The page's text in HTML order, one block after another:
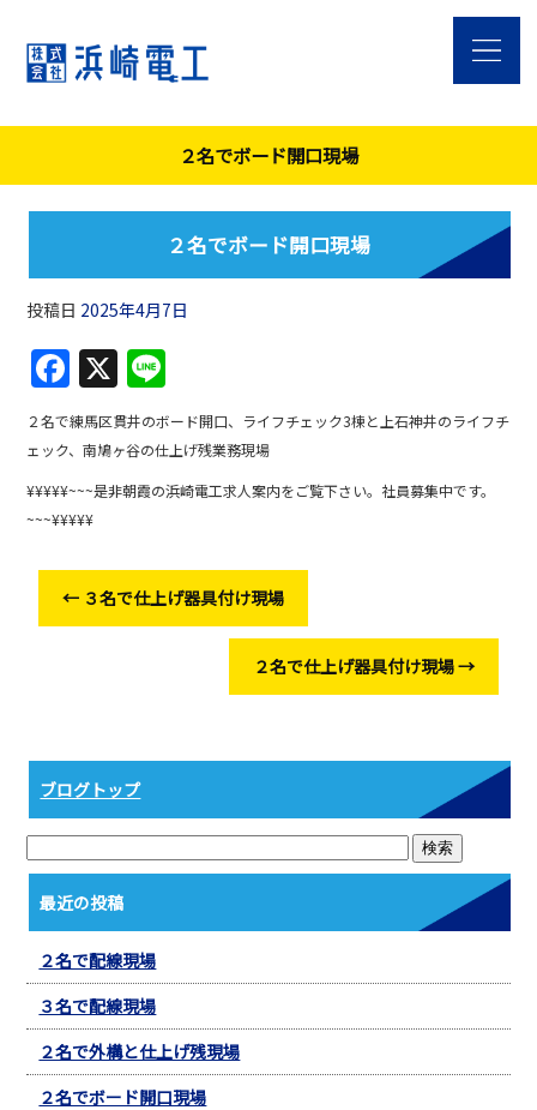
２名でボード開口現場
２名でボード開口現場
投稿日 2025年4月7日
F
a
c
e
b
o
o
k
X
n
e
２名で練馬区貫井のボード開口、ライフチェック3棟と上石神井のライフチ
ェック、南鳩ヶ谷の仕上げ残業務現場
¥¥¥¥¥~~~是非朝霞の浜崎電工求人案内をご覧下さい。社員募集中です。
~~~¥¥¥¥¥
← ３名で仕上げ器具付け現場
２名で仕上げ器具付け現場→
ブログトップ
最近の投稿
２名で配線現場
３名で配線現場
２名で外構と仕上げ残現場
２名でボード開口現場